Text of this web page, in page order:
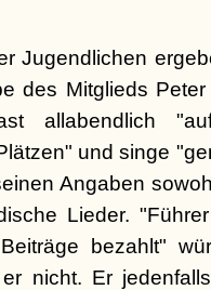
Jugendlichen
des Mitglieds
allabendlich
und singe
Angaben
Lieder.
bezahlt"
er nicht. Er